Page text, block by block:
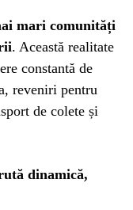
mari comunități
. Această realitate
constantă de
reveniri pentru
de colete și
dinamică,